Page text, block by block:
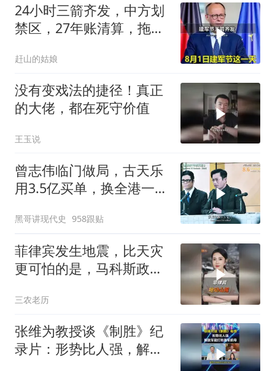
24小时三箭齐发，中方划
禁区，27年账清算，拖船
赶山的姑娘
没有变戏法的捷径！真正
的大佬，都在死守价值
王玉说
曾志伟临门做局，古天乐
用3.5亿买单，换全港一声
黑哥讲现代史 958跟贴
菲律宾发生地震，比天灾
更可怕的是，马科斯政府
三农老历
张维为教授谈《制胜》纪
录片：形势比人强，解放